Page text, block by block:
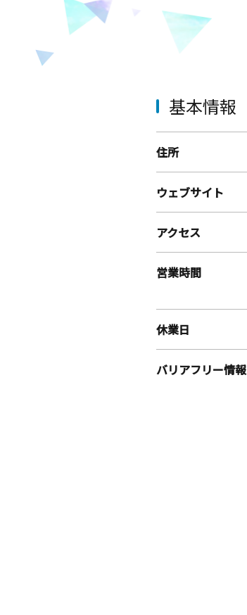
基本情報
住所
ウェブサイト
アクセス
営業時間
休業日
バリアフリー情報